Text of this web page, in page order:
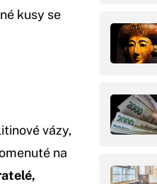
kusy se
vázy,
na